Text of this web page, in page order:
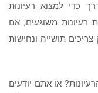
כדי למצוא רעיונות
רעיונות משוגעים, אם
תושייה ונחישות
או אתם יודעים